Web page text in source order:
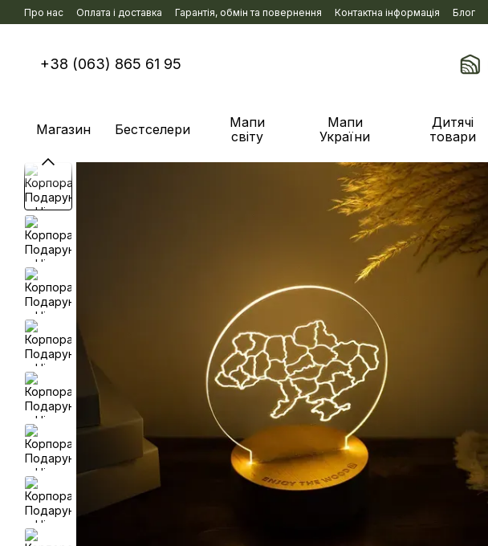
Перейти к основному контенту
Про нас Оплата і доставка Гарантія, обмін та повернення Контактна інформація Блог
+38 (063) 865 61 95
Магазин Бестселери
Мапи
світу
Мапи
України
Дитячі
товари